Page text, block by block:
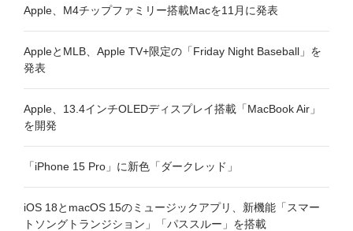
Apple、M4チップファミリー搭載Macを11月に発表
AppleとMLB、Apple TV+限定の「Friday Night Baseball」を
発表
Apple、13.4インチOLEDディスプレイ搭載「MacBook Air」
を開発
「iPhone 15 Pro」に新色「ダークレッド」
iOS 18とmacOS 15のミュージックアプリ、新機能「スマー
トソングトランジション」「パススルー」を搭載